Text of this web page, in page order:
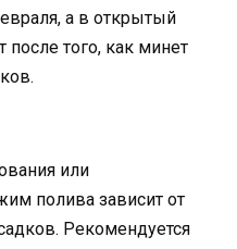
а в открытый
после того, как минет
или
полива зависит от
Рекомендуется